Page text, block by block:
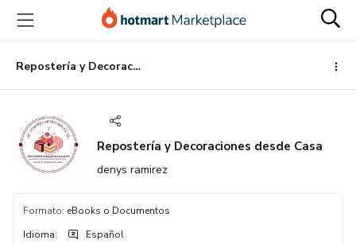
principal
página
de
página
Repostería y Decoraciones desde Casa
Repostería y Decoraciones desde Casa
denys ramirez
Formato: eBooks o Documentos
Idioma: Español